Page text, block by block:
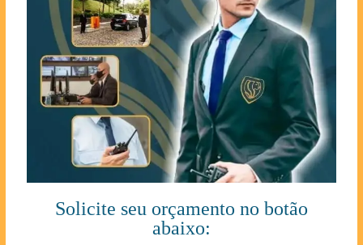
Solicite seu orçamento no botão
abaixo: